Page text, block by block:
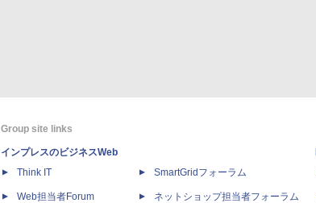
Group site links
インプレスのビジネスWeb
Think IT
Web担当者Forum
SmartGridフォーラム
ネットショップ担当者フォーラム